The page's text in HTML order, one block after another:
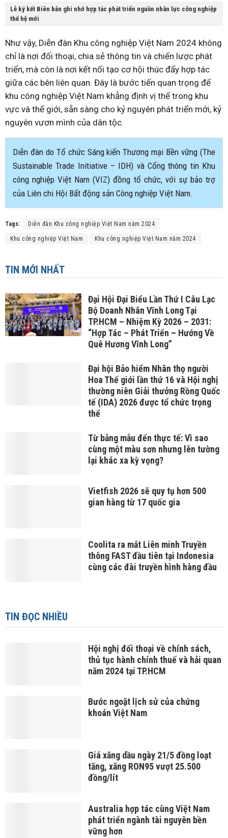
Lễ ký kết Biên bản ghi nhớ hợp tác phát triển nguồn nhân lực công nghiệp
thế hệ mới
Như vậy, Diễn đàn Khu công nghiệp Việt Nam 2024 không
chỉ là nơi đối thoại, chia sẻ thông tin và chiến lược phát
triển, mà còn là nơi kết nối tạo cơ hội thúc đẩy hợp tác
giữa các bên liên quan. Đây là bước tiến quan trọng để
khu công nghiệp Việt Nam khẳng định vị thế trong khu
vực và thế giới, sẵn sàng cho kỷ nguyên phát triển mới, kỷ
nguyên vươn mình của dân tộc.
Diễn đàn do Tổ chức Sáng kiến Thương mại Bền vững (The
Sustainable Trade Initiative – IDH) và Cổng thông tin Khu
công nghiệp Việt Nam (VIZ) đồng tổ chức, với sự bảo trợ
của Liên chi Hội Bất động sản Công nghiệp Việt Nam.
Tags: Diễn đàn Khu công nghiệp Việt Nam năm 2024
Khu công nghiệp Việt Nam Khu công nghiệp Việt Nam năm 2024
TIN MỚI NHẤT
Đại Hội Đại Biểu Lần Thứ I Câu Lạc
Bộ Doanh Nhân Vĩnh Long Tại
TP.HCM – Nhiệm Kỳ 2026 – 2031:
“Hợp Tác – Phát Triển – Hướng Về
Quê Hương Vĩnh Long”
Đại hội Bảo hiểm Nhân thọ người
Hoa Thế giới lần thứ 16 và Hội nghị
thường niên Giải thưởng Rồng Quốc
tế (IDA) 2026 được tổ chức trọng
thể
Từ bảng mẫu đến thực tế: Vì sao
cùng một màu sơn nhưng lên tường
lại khác xa kỳ vọng?
Vietfish 2026 sẽ quy tụ hơn 500
gian hàng từ 17 quốc gia
Coolita ra mắt Liên minh Truyền
thông FAST đầu tiên tại Indonesia
cùng các đài truyền hình hàng đầu
TIN ĐỌC NHIỀU
Hội nghị đối thoại về chính sách,
thủ tục hành chính thuế và hải quan
năm 2024 tại TP.HCM
Bước ngoặt lịch sử của chứng
khoán Việt Nam
Giá xăng dầu ngày 21/5 đồng loạt
tăng, xăng RON95 vượt 25.500
đồng/lít
Australia hợp tác cùng Việt Nam
phát triển ngành tài nguyên bền
vững hơn